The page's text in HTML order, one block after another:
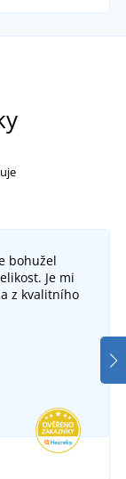
bohužel
Je mi
z kvalitního